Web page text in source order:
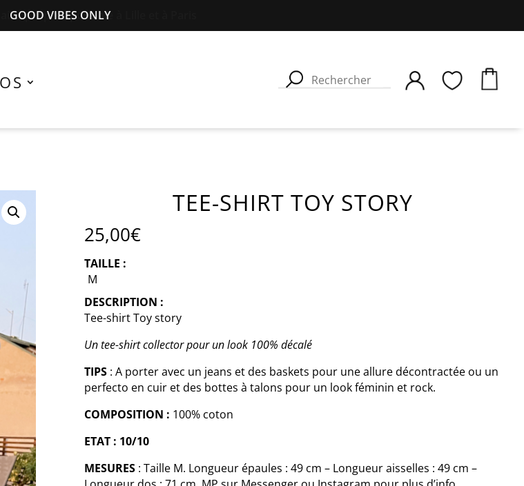
propres possible à Lille et à Paris
TEE-SHIRT TOY STORY
25,00€
TAILLE :
M
DESCRIPTION :
Tee-shirt Toy story
Un tee-shirt collector pour un look 100% décalé
TIPS : A porter avec un jeans et des baskets pour une allure décontractée ou un
perfecto en cuir et des bottes à talons pour un look féminin et rock.
COMPOSITION : 100% coton
ETAT : 10/10
MESURES : Taille M. Longueur épaules : 49 cm – Longueur aisselles : 49 cm –